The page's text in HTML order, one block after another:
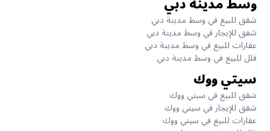
شقق للبيع في وسط مدينة دبي
شقق للإيجار في وسط مدينة دبي
عقارات للبيع في وسط مدينة دبي
فلل للبيع في وسط مدينة دبي
سيتي ووك
شقق للبيع في سيتي ووك
شقق للإيجار في سيتي ووك
عقارات للبيع في سيتي ووك